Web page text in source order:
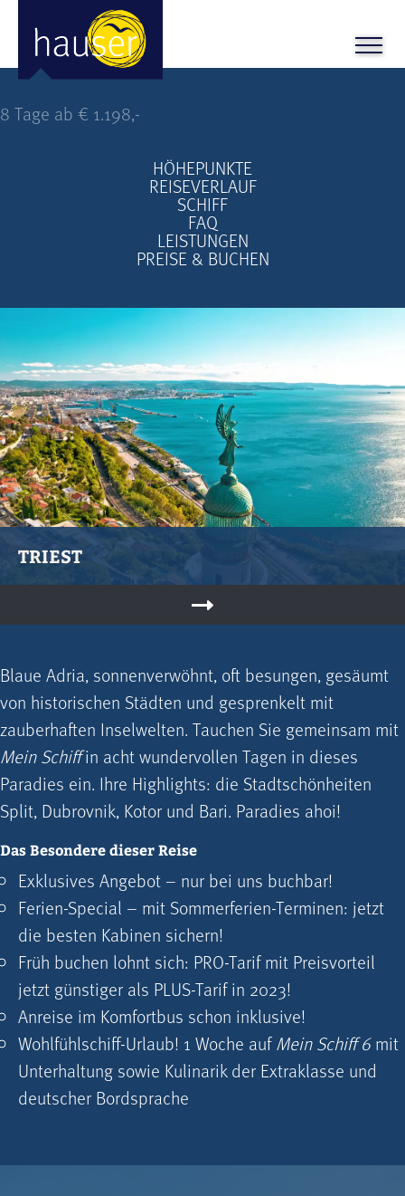
Ferien-Kreuzfahrt: juwelen der ADria
8 Tage ab € 1.198,-
HÖHEPUNKTE
REISEVERLAUF
SCHIFF
FAQ
LEISTUNGEN
PREISE & BUCHEN
TRIEST
Blaue Adria, sonnenverwöhnt, oft besungen, gesäumt
von historischen Städten und gesprenkelt mit
zauberhaften Inselwelten. Tauchen Sie gemeinsam mit
Mein Schiffin acht wundervollen Tagen in dieses
Paradies ein. Ihre Highlights: die Stadtschönheiten
Split, Dubrovnik, Kotor und Bari. Paradies ahoi!
Das Besondere dieser Reise
Exklusives Angebot – nur bei uns buchbar!
Ferien-Special – mit Sommerferien-Terminen: jetzt
die besten Kabinen sichern!
Früh buchen lohnt sich: PRO-Tarif mit Preisvorteil
jetzt günstiger als PLUS-Tarif in 2023!
Anreise im Komfortbus schon inklusive!
Wohlfühlschiff-Urlaub! 1 Woche aufMein Schiff 6mit
Unterhaltung sowie Kulinarik der Extraklasse und
deutscher Bordsprache